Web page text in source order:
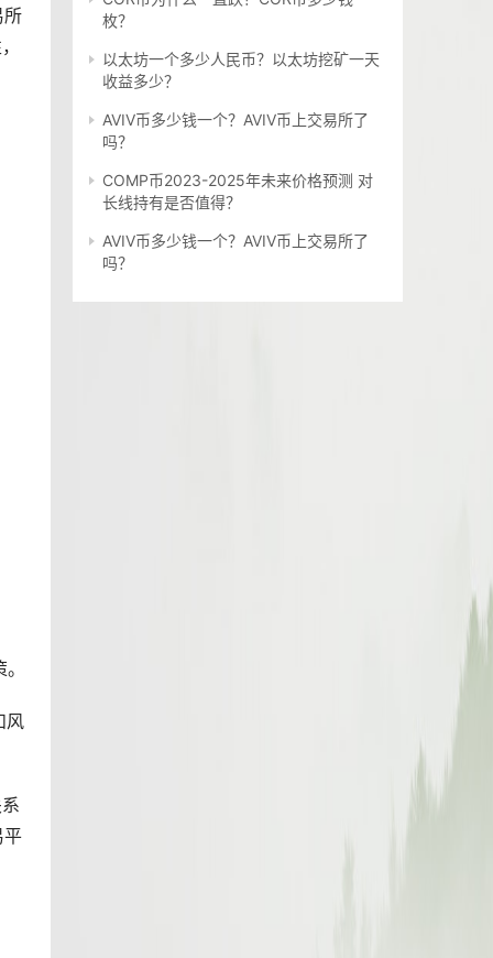
所
风
平
枚？
以太坊一个多少人民币？以太坊挖矿一天
收益多少？
AVIV币多少钱一个？AVIV币上交易所了
吗？
COMP币2023-2025年未来价格预测 对
长线持有是否值得？
AVIV币多少钱一个？AVIV币上交易所了
吗？